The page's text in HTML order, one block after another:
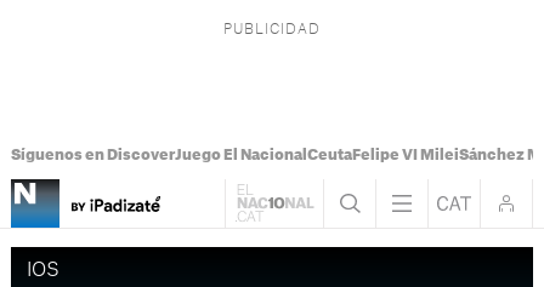
Síguenos en DiscoverJuego El Nacional CeutaFelipe VI MileiSánchez
IOS